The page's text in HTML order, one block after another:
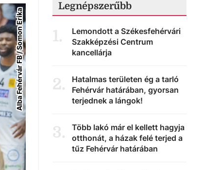
Alba Fehérvár FB / Somon Erika
Legnépszerűbb
1.
Lemondott a Székesfehérvári
Szakképzési Centrum
kancellárja
2.
Hatalmas területen ég a tarló
Fehérvár határában, gyorsan
terjednek a lángok!
3.
Több lakó már el kellett hagyja
otthonát, a házak felé terjed a
tűz Fehérvár határában